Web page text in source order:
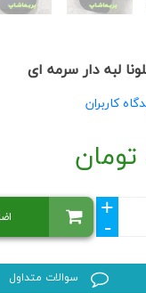
لبه دار سرمه ای
کاربران
تومان
+
-
سوالات متداول